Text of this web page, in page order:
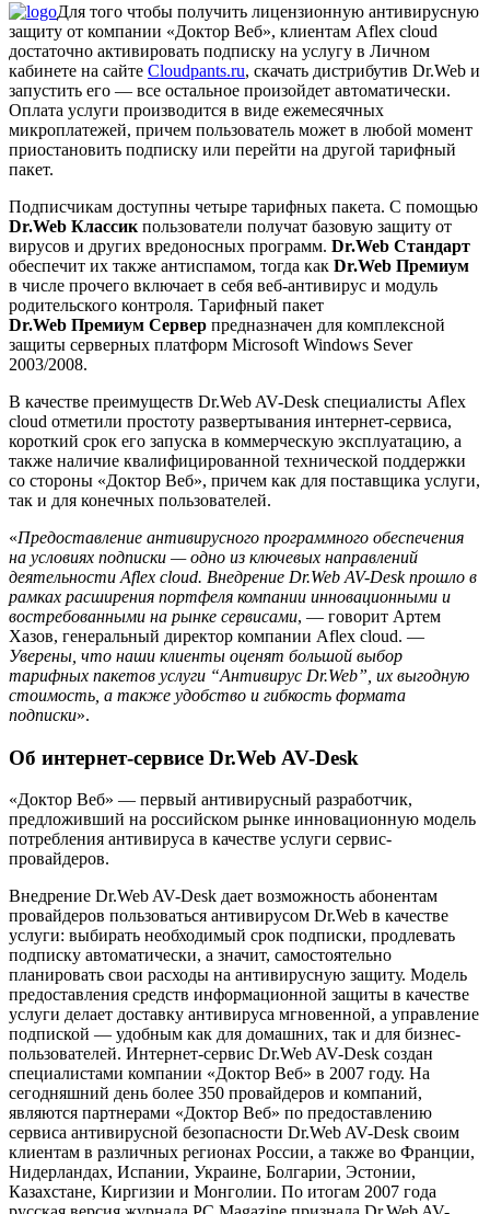
Для того чтобы получить лицензионную антивирусную
защиту от компании «Доктор Веб», клиентам Aflex cloud
достаточно активировать подписку на услугу в Личном
кабинете на сайте Cloudpants.ru, скачать дистрибутив Dr.Web и
запустить его — все остальное произойдет автоматически.
Оплата услуги производится в виде ежемесячных
микроплатежей, причем пользователь может в любой момент
приостановить подписку или перейти на другой тарифный
пакет.
Подписчикам доступны четыре тарифных пакета. С помощью
Dr.Web Классик пользователи получат базовую защиту от
вирусов и других вредоносных программ. Dr.Web Стандарт
обеспечит их также антиспамом, тогда как Dr.Web Премиум
в числе прочего включает в себя веб-антивирус и модуль
родительского контроля. Тарифный пакет
Dr.Web Премиум Сервер предназначен для комплексной
защиты серверных платформ Microsoft Windows Sever
2003/2008.
В качестве преимуществ Dr.Web AV-Desk специалисты Aflex
cloud отметили простоту развертывания интернет-сервиса,
короткий срок его запуска в коммерческую эксплуатацию, а
также наличие квалифицированной технической поддержки
со стороны «Доктор Веб», причем как для поставщика услуги,
так и для конечных пользователей.
«Предоставление антивирусного программного обеспечения
на условиях подписки — одно из ключевых направлений
деятельности Aflex cloud. Внедрение Dr.Web AV-Desk прошло в
рамках расширения портфеля компании инновационными и
востребованными на рынке сервисами, — говорит Артем
Хазов, генеральный директор компании Aflex cloud. —
Уверены, что наши клиенты оценят большой выбор
тарифных пакетов услуги “Антивирус Dr.Web”, их выгодную
стоимость, а также удобство и гибкость формата
подписки».
Об интернет-сервисе Dr.Web AV-Desk
«Доктор Веб» — первый антивирусный разработчик,
предложивший на российском рынке инновационную модель
потребления антивируса в качестве услуги сервис-
провайдеров.
Внедрение Dr.Web AV-Desk дает возможность абонентам
провайдеров пользоваться антивирусом Dr.Web в качестве
услуги: выбирать необходимый срок подписки, продлевать
подписку автоматически, а значит, самостоятельно
планировать свои расходы на антивирусную защиту. Модель
предоставления средств информационной защиты в качестве
услуги делает доставку антивируса мгновенной, а управление
подпиской — удобным как для домашних, так и для бизнес-
пользователей. Интернет-сервис Dr.Web AV-Desk создан
специалистами компании «Доктор Веб» в 2007 году. На
сегодняшний день более 350 провайдеров и компаний,
являются партнерами «Доктор Веб» по предоставлению
сервиса антивирусной безопасности Dr.Web AV-Desk своим
клиентам в различных регионах России, а также во Франции,
Нидерландах, Испании, Украине, Болгарии, Эстонии,
Казахстане, Киргизии и Монголии. По итогам 2007 года